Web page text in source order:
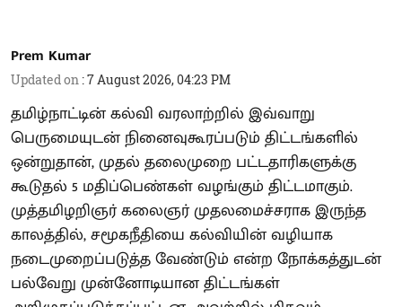
Prem Kumar
Updated on :7 August 2026, 04:23 PM
தமிழ்நாட்டின் கல்வி வரலாற்றில் இவ்வாறு
பெருமையுடன் நினைவுகூரப்படும் திட்டங்களில்
ஒன்றுதான், முதல் தலைமுறை பட்டதாரிகளுக்கு
கூடுதல் 5 மதிப்பெண்கள் வழங்கும் திட்டமாகும்.
முத்தமிழறிஞர் கலைஞர் முதலமைச்சராக இருந்த
காலத்தில், சமூகநீதியை கல்வியின் வழியாக
நடைமுறைப்படுத்த வேண்டும் என்ற நோக்கத்துடன்
பல்வேறு முன்னோடியான திட்டங்கள்